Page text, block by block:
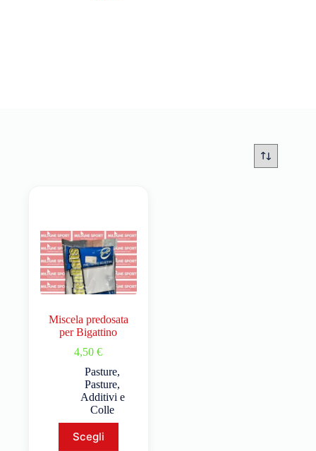
Miscela predosata
per Bigattino
4,50€
Pasture,
Pasture,
Additivi e
Colle
Scegli